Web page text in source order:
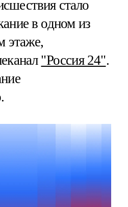
стало
в одном из
этаже,
"Россия 24".